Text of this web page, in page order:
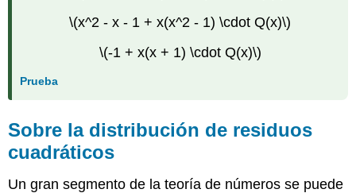
\(x^2 - x - 1 + x(x^2 - 1) \cdot Q(x)\)
\(-1 + x(x + 1) \cdot Q(x)\)
Prueba
Sobre la distribución de residuos
cuadráticos
Un gran segmento de la teoría de números se puede